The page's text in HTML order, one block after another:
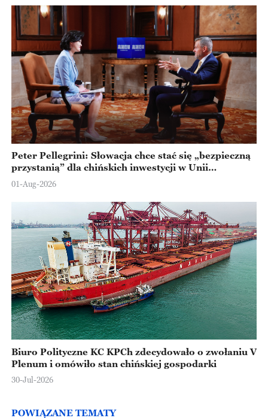
Peter Pellegrini: Słowacja chce stać się „bezpieczną
przystanią” dla chińskich inwestycji w Unii
Europejskiej
01-Aug-2026
Biuro Polityczne KC KPCh zdecydowało o zwołaniu V
Plenum i omówiło stan chińskiej gospodarki
30-Jul-2026
POWIĄZANE TEMATY